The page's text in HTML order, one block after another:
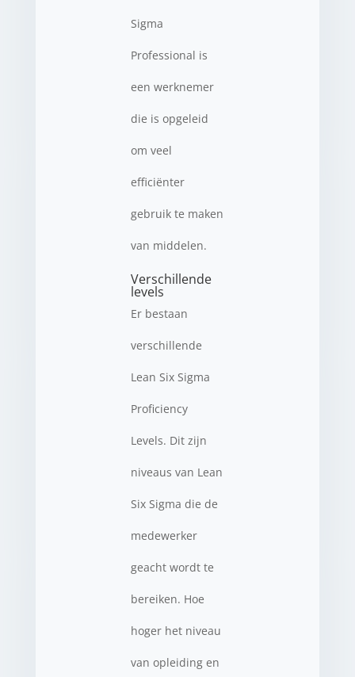
Sigma
Professional is
een werknemer
die is opgeleid
om veel
efficiënter
gebruik te maken
van middelen.
Verschillende
levels
Er bestaan
verschillende
Lean Six Sigma
Proficiency
Levels. Dit zijn
niveaus van Lean
Six Sigma die de
medewerker
geacht wordt te
bereiken. Hoe
hoger het niveau
van opleiding en